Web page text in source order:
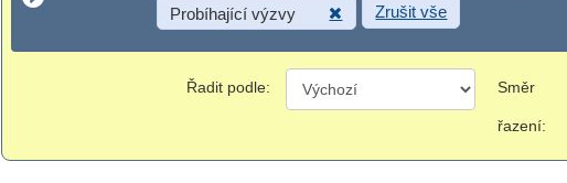
Probíhající výzvy Zrušit vše
Řadit podle: Směr
řazení: